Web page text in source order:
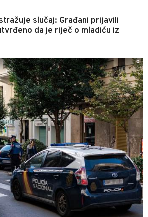
slučaj: Građani prijavili
da je riječ o mladiću iz
0